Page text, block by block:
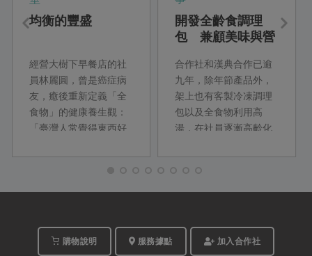
均衡的豐盛
經營大樹下早餐店的社
員林麗圓，曾是癌症病
友，癒後重新定義「全
食物」的健康養生觀：
「臺灣人常覺得東西好
就隨便吃，其實所謂的
豐盛，不是吃大餐，而
且量不對就不行。如果
開發全齡食調理
包 兼顧美味與營
合作社和漢典合作已逾
九年，除年節產品外，
架上也有客製冷凍調理
包以及全食物利用高
湯，在社員逐漸高齡化
二種銀髮友善調理包洋
架，這次，先來了解這
購物說明 服務據點 加入合作社